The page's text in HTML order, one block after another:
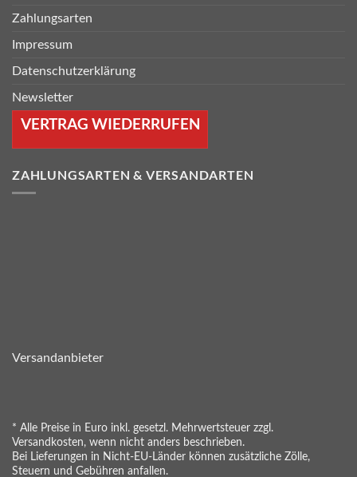
Zahlungsarten
Impressum
Datenschutzerklärung
Newsletter
VERTRAG WIEDERRUFEN
ZAHLUNGSARTEN & VERSANDARTEN
Versandanbieter
* Alle Preise in Euro inkl. gesetzl. Mehrwertsteuer zzgl.
Versandkosten, wenn nicht anders beschrieben.
Bei Lieferungen in Nicht-EU-Länder können zusätzliche Zölle,
Steuern und Gebühren anfallen.